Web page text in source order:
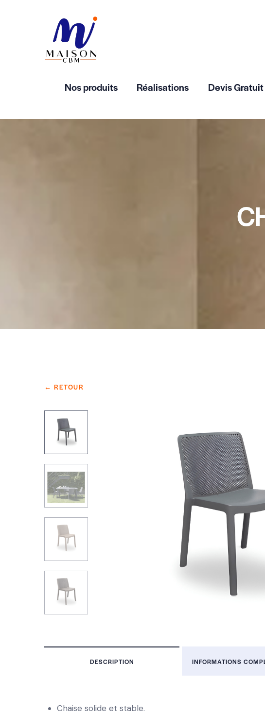
Nos produits Réalisations Devis Gratuit
← RETOUR
DESCRIPTION INFORMATIONS
Chaise solide et stable.